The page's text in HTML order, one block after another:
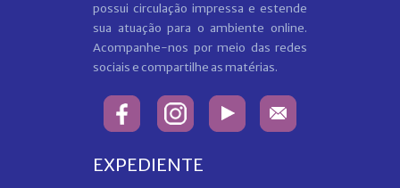
possui circulação impressa e estende
sua atuação para o ambiente online.
Acompanhe-nos por meio das redes
sociais e compartilhe as matérias.
EXPEDIENTE